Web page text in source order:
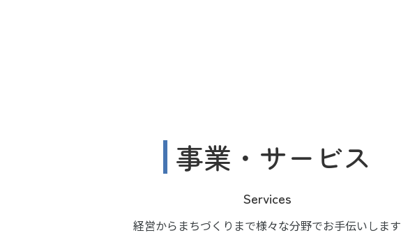
事業・サービス
Services
経営からまちづくりまで様々な分野でお手伝いします